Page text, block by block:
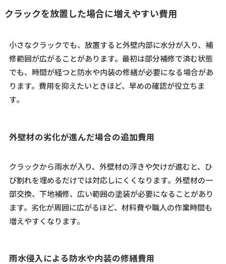
クラックを放置した場合に増えやすい費用
小さなクラックでも、放置すると外壁内部に水分が入り、補
修範囲が広がることがあります。最初は部分補修で済む状態
でも、時間が経つと防水や内装の修繕が必要になる場合があ
ります。費用を抑えたいときほど、早めの確認が役立ちま
す。
外壁材の劣化が進んだ場合の追加費用
クラックから雨水が入り、外壁材の浮きや欠けが進むと、ひ
び割れを埋めるだけでは対応しにくくなります。外壁材の一
部交換、下地補修、広い範囲の塗装が必要になることがあり
ます。劣化が周囲に広がるほど、材料費や職人の作業時間も
増えやすくなります。
雨水侵入による防水や内装の修繕費用